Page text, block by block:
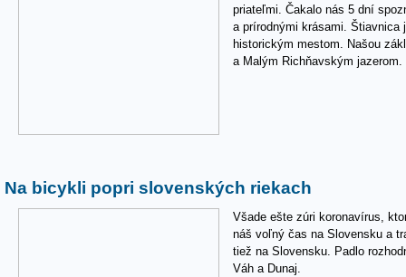
priateľmi. Čakalo nás 5 dní
a prírodnými krásami. Štiavnica
historickým mestom. Našou
a Malým Richňavským jazerom.
Na bicykli popri slovenských riekach
Všade ešte zúri koronavírus,
náš voľný čas na Slovensku a
tiež na Slovensku. Padlo
Váh a Dunaj.